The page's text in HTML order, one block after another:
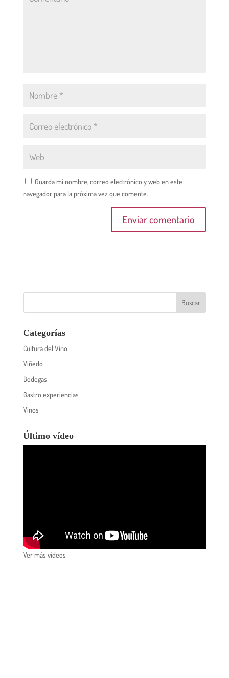
Guarda mi nombre, correo electrónico y web en este
navegador para la próxima vez que comente.
Categorías
Cultura del Vino
Viñedo
Bodegas
Gastro experiencias
Vinos
Último vídeo
Ver más vídeos